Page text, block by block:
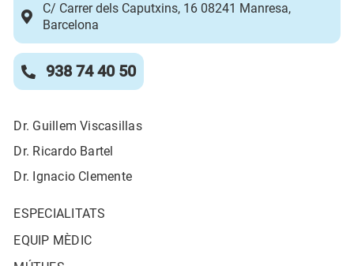
C/ Carrer dels Caputxins, 16 08241 Manresa,
Barcelona
938 74 40 50
Dr. Guillem Viscasillas
Dr. Ricardo Bartel
Dr. Ignacio Clemente
ESPECIALITATS
EQUIP MÈDIC